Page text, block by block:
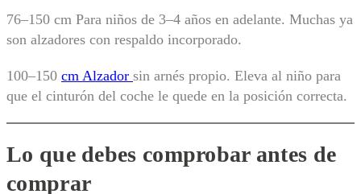
76–150 cm Para niños de 3–4 años en adelante. Muchas ya
son alzadores con respaldo incorporado.
100–150 cm Alzador sin arnés propio. Eleva al niño para
que el cinturón del coche le quede en la posición correcta.
Lo que debes comprobar antes de
comprar